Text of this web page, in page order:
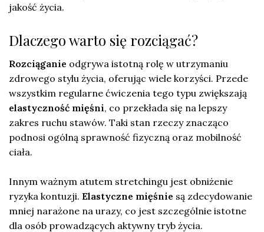
jakość życia.
Dlaczego warto się rozciągać?
Rozciąganie odgrywa istotną rolę w utrzymaniu
zdrowego stylu życia, oferując wiele korzyści. Przede
wszystkim regularne ćwiczenia tego typu zwiększają
elastyczność mięśni, co przekłada się na lepszy
zakres ruchu stawów. Taki stan rzeczy znacząco
podnosi ogólną sprawność fizyczną oraz mobilność
ciała.
Innym ważnym atutem stretchingu jest obniżenie
ryzyka kontuzji. Elastyczne mięśnie są zdecydowanie
mniej narażone na urazy, co jest szczególnie istotne
dla osób prowadzących aktywny tryb życia.